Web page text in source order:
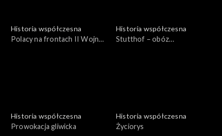
Historia współczesna
Polacy na frontach II Wojny
Historia współczesna
Stutthof – obóz
Historia współczesna
Prowokacja gliwicka
Historia współczesna
Życiorys